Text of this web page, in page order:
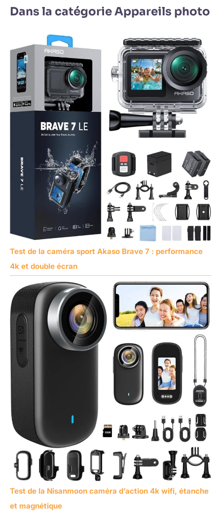
Dans la catégorie Appareils photo
Test de la caméra sport Akaso Brave 7 : performance
4k et double écran
Test de la Nisanmoon caméra d’action 4k wifi, étanche
et magnétique